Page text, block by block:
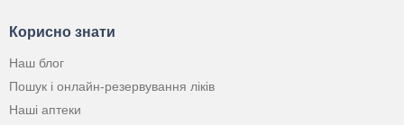
Корисно знати
Наш блог
Пошук і онлайн-резервування ліків
Наші аптеки